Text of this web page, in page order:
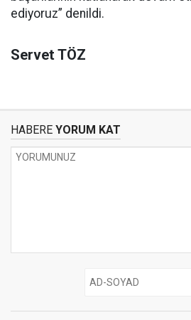
ediyoruz” denildi.
Servet TÖZ
HABERE YORUM KAT